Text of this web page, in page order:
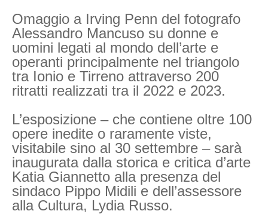
Omaggio a Irving Penn del fotografo
Alessandro Mancuso su donne e
uomini legati al mondo dell’arte e
operanti principalmente nel triangolo
tra Ionio e Tirreno attraverso 200
ritratti realizzati tra il 2022 e 2023.
L’esposizione – che contiene oltre 100
opere inedite o raramente viste,
visitabile sino al 30 settembre – sarà
inaugurata dalla storica e critica d’arte
Katia Giannetto alla presenza del
sindaco Pippo Midili e dell’assessore
alla Cultura, Lydia Russo.